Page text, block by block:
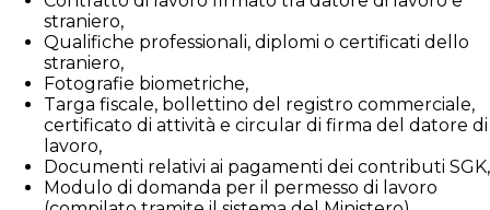
straniero,
Qualifiche professionali, diplomi o certificati dello
straniero,
Fotografie biometriche,
Targa fiscale, bollettino del registro commerciale,
certificato di attività e circular di firma del datore di
lavoro,
Documenti relativi ai pagamenti dei contributi SGK,
Modulo di domanda per il permesso di lavoro